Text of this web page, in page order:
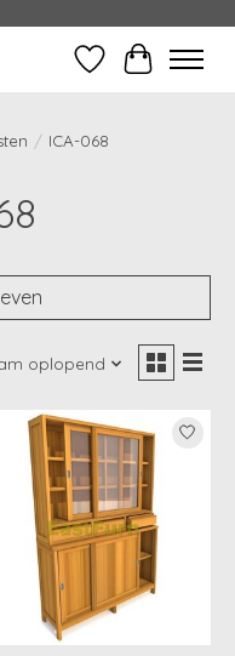
Verlanglijst
Mijn
/ ICA-068
oplopend